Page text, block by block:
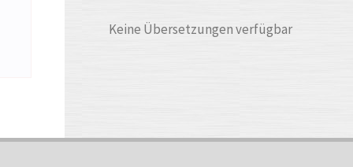
Keine Übersetzungen verfügbar